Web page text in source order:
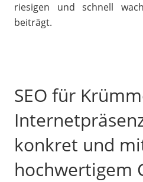
riesigen und schnell
beiträgt.
SEO für
konkret und
hochwertigem